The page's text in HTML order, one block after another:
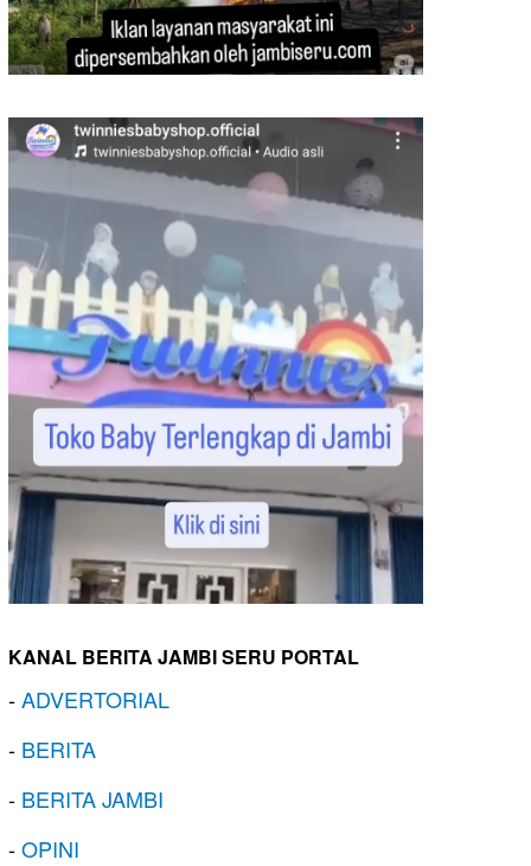
KANAL BERITA JAMBI SERU PORTAL
-ADVERTORIAL
- BERITA
- BERITA JAMBI
-OPINI